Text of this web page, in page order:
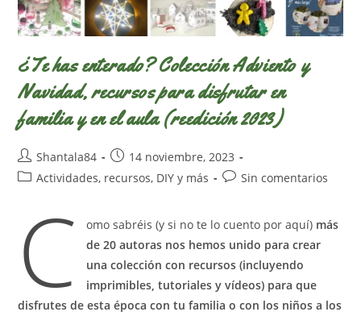
¿Te has enterado? Colección Adviento y
Navidad, recursos para disfrutar en
familia y en el aula (reedición 2023)
Autor
de
Shantala84
Publicación
de
14 noviembre, 2023
Categoría
entrada:
Actividades, recursos, DIY y más
Comentarios
entrada:
Sin comentarios
C omo sabréis (y si no te lo cuento por aquí) más
de 20 autoras nos hemos unido para crear
una colección con recursos (incluyendo
imprimibles, tutoriales y vídeos) para que
disfrutes de esta época con tu familia o con los niños a los